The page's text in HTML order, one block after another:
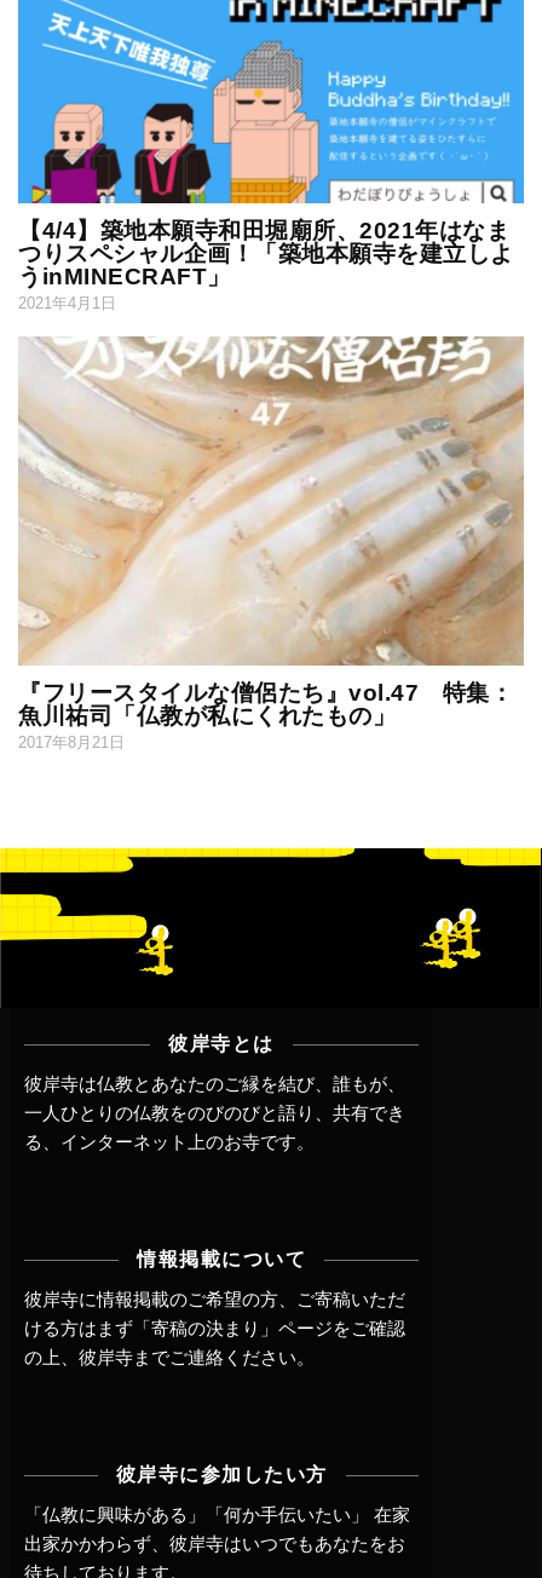
【4/4】築地本願寺和田堀廟所、2021年はなま
つりスペシャル企画！「築地本願寺を建立しよ
うinMINECRAFT」
2021年4月1日
『フリースタイルな僧侶たち』vol.47 特集：
魚川祐司「仏教が私にくれたもの」
2017年8月21日
彼岸寺とは
彼岸寺は仏教とあなたのご縁を結び、誰もが、
一人ひとりの仏教をのびのびと語り、共有でき
る、インターネット上のお寺です。
情報掲載について
彼岸寺に情報掲載のご希望の方、ご寄稿いただ
ける方はまず 「寄稿の決まり」ページをご確認
の上、 彼岸寺までご連絡 ください。
彼岸寺に参加したい方
「仏教に興味がある」「何か手伝いたい」 在家
出家かかわらず、 彼岸寺はいつでもあなたをお
待ちしております。